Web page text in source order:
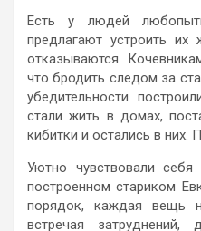
Есть у людей
предлагают устроить
отказываются.
что бродить следом за
убедительности
стали жить в домах,
кибитки и остались в них.
Уютно чувствовали
построенном стариком
порядок, каждая вещь
встречая затруднений,